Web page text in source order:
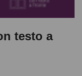
testo a